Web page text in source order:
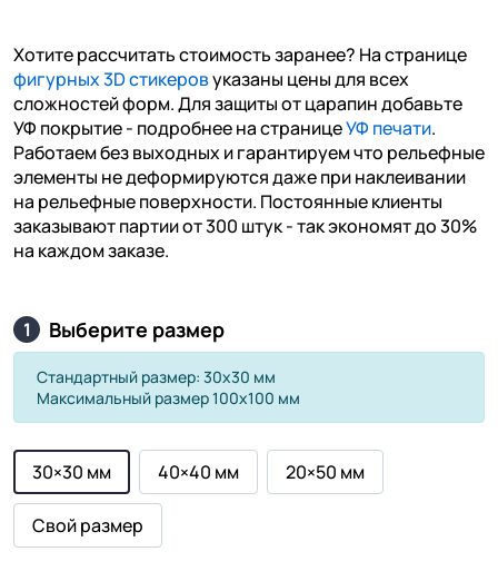
Хотите рассчитать стоимость заранее? На странице
фигурных 3D стикеровуказаны цены для всех
сложностей форм. Для защиты от царапин добавьте
УФ покрытие - подробнее на страницеУФ печати.
Работаем без выходных и гарантируем что рельефные
элементы не деформируются даже при наклеивании
на рельефные поверхности. Постоянные клиенты
заказывают партии от 300 штук - так экономят до 30%
на каждом заказе.
1 Выберите размер
Стандартный размер: 30х30 мм
Максимальный размер 100х100 мм
30×30 мм 40×40 мм 20×50 мм
Свой размер